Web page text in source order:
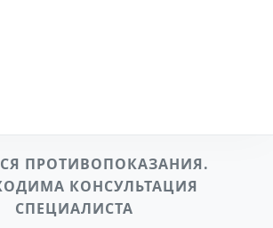
ПРОТИВОПОКАЗАНИЯ.
КОНСУЛЬТАЦИЯ
СПЕЦИАЛИСТА